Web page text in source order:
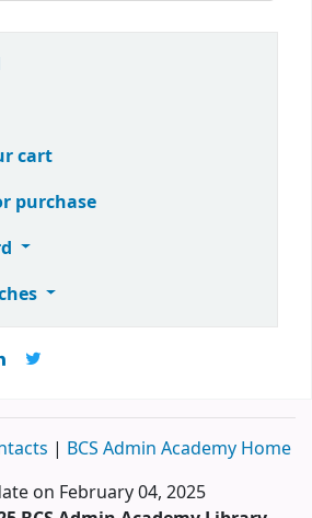
cart
purchase
| BCS Admin Academy Home
on February 04, 2025